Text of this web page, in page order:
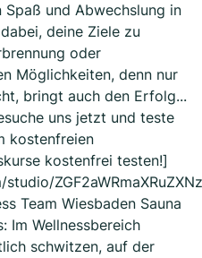
Spaß und Abwechslung in
deine Ziele zu
oder
Möglichkeiten, denn nur
bringt auch den Erfolg...
uns jetzt und teste
kostenfreien
kostenfrei testen!]
Team Wiesbaden Sauna
Im Wellnessbereich
schwitzen, auf der